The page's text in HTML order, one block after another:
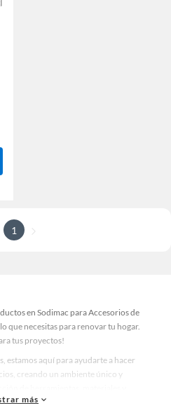
1
en Sodimac para Accesorios de
que necesitas para renovar tu hogar.
tus proyectos!
estamos aquí para ayudarte a hacer
creando un ambiente único y
a crear un espacio más tú.
más